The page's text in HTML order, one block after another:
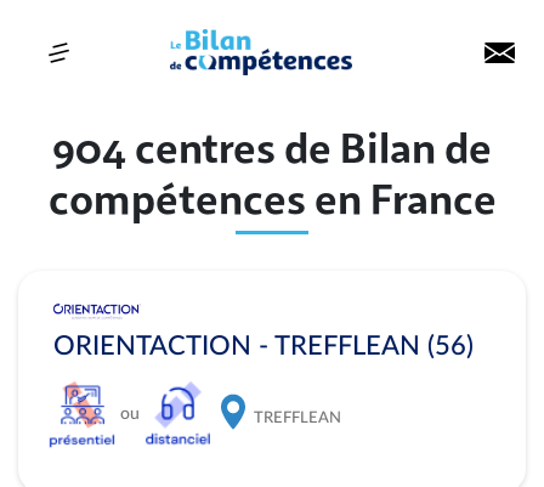
904 centres de Bilan de
compétences en France
ORIENTACTION - TREFFLEAN (56)
ou TREFFLEAN